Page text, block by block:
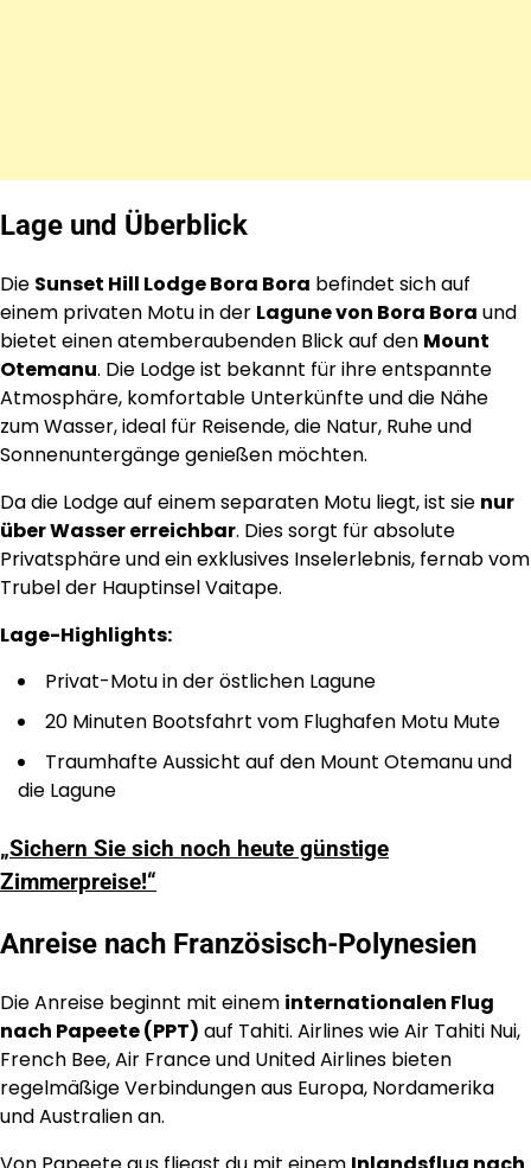
Lage und Überblick
Die Sunset Hill Lodge Bora Bora befindet sich auf
einem privaten Motu in der Lagune von Bora Bora und
bietet einen atemberaubenden Blick auf den Mount
Otemanu. Die Lodge ist bekannt für ihre entspannte
Atmosphäre, komfortable Unterkünfte und die Nähe
zum Wasser, ideal für Reisende, die Natur, Ruhe und
Sonnenuntergänge genießen möchten.
Da die Lodge auf einem separaten Motu liegt, ist sie nur
über Wasser erreichbar. Dies sorgt für absolute
Privatsphäre und ein exklusives Inselerlebnis, fernab vom
Trubel der Hauptinsel Vaitape.
Lage-Highlights:
Privat-Motu in der östlichen Lagune
20 Minuten Bootsfahrt vom Flughafen Motu Mute
Traumhafte Aussicht auf den Mount Otemanu und
die Lagune
„Sichern Sie sich noch heute günstige
Zimmerpreise!“
Anreise nach Französisch-Polynesien
Die Anreise beginnt mit einem internationalen Flug
nach Papeete (PPT) auf Tahiti. Airlines wie Air Tahiti Nui,
French Bee, Air France und United Airlines bieten
regelmäßige Verbindungen aus Europa, Nordamerika
und Australien an.